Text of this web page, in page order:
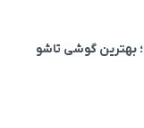
بررسی Galaxy Z Fold8 Ultra ؛ بهترین گوشی تاشو